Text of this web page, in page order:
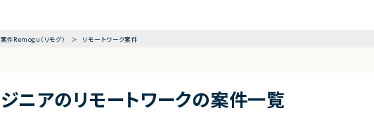
件Remogu（リモグ） リモートワーク案件
ニアのリモートワークの案件一覧